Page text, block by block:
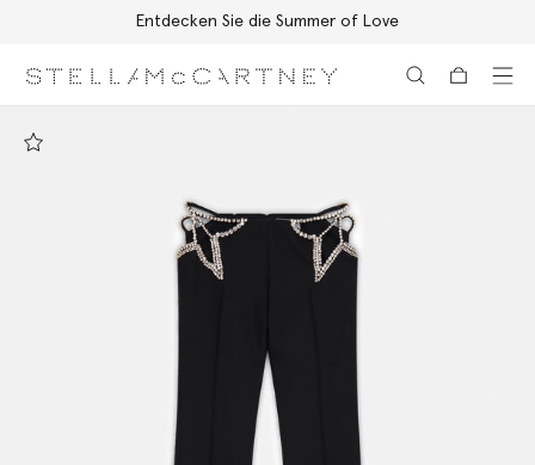
Entdecken Sie die Summer of Love